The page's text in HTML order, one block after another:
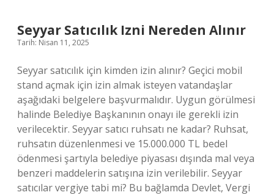
Seyyar Satıcılık Izni Nereden Alınır
Tarih: Nisan 11, 2025
Seyyar satıcılık için kimden izin alınır? Geçici mobil
stand açmak için izin almak isteyen vatandaşlar
aşağıdaki belgelere başvurmalıdır. Uygun görülmesi
halinde Belediye Başkanının onayı ile gerekli izin
verilecektir. Seyyar satıcı ruhsatı ne kadar? Ruhsat,
ruhsatın düzenlenmesi ve 15.000.000 TL bedel
ödenmesi şartıyla belediye piyasası dışında mal veya
benzeri maddelerin satışına izin verilebilir. Seyyar
satıcılar vergiye tabi mi? Bu bağlamda Devlet, Vergi